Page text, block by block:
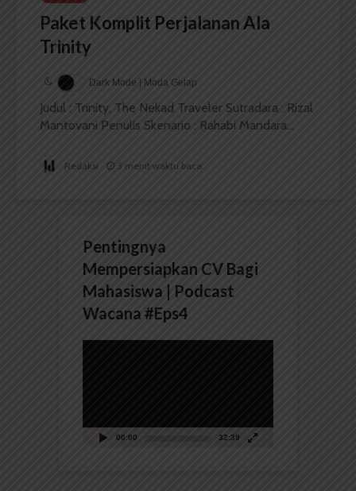
Paket Komplit Perjalanan Ala
Trinity
Dark Mode | Moda Gelap
Judul : Trinity, The Nekad Traveler Sutradara : Rizal
Mantovani Penulis Skenario : Rahabi Mandara...
Redaksi 3 menit waktu baca
Pentingnya
Mempersiapkan CV Bagi
Mahasiswa | Podcast
Wacana #Eps4
00:00 32:39